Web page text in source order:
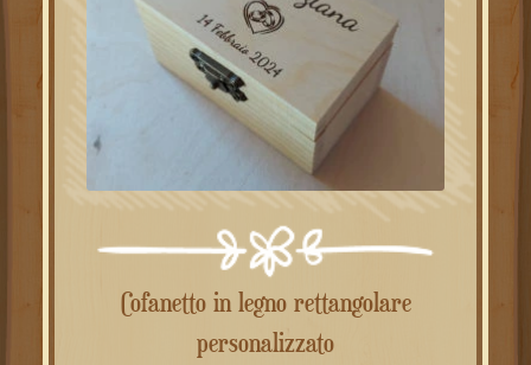
Cofanetto in legno rettangolare
personalizzato